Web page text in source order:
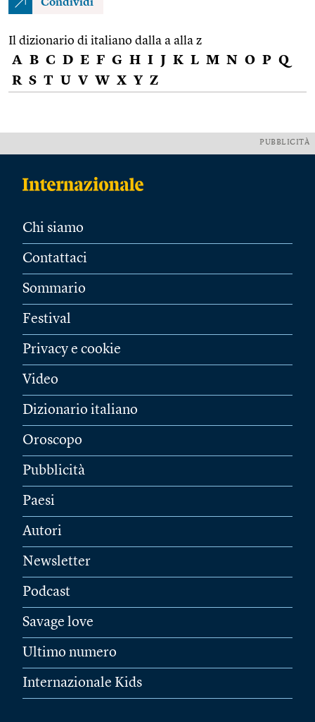
Condividi
Il dizionario di italiano dalla a alla z
A B C D E F G H I J K L M N O P Q
R S T U V W X Y Z
PUBBLICITÀ
Chi siamo
Contattaci
Sommario
Festival
Privacy e cookie
Video
Dizionario italiano
Oroscopo
Pubblicità
Paesi
Autori
Newsletter
Podcast
Savage love
Ultimo numero
Internazionale Kids